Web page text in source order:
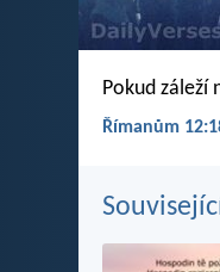
Pokud záleží
Římanům